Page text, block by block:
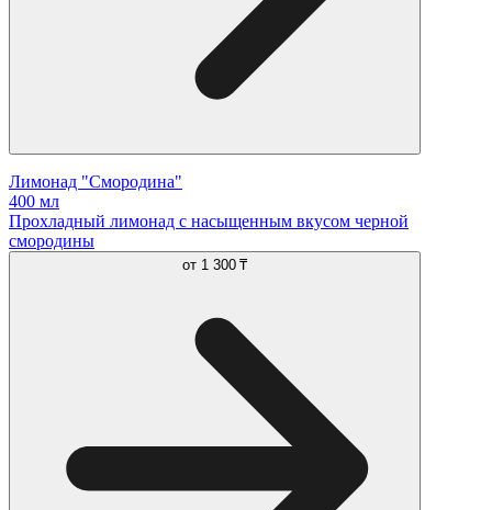
Лимонад "Смородина"
400 мл
Прохладный лимонад с насыщенным вкусом черной
смородины
от 1 300 ₸